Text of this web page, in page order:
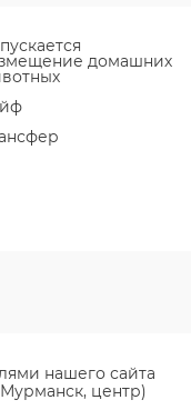
домашних
нашего сайта
центр)